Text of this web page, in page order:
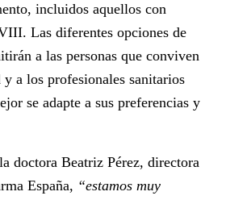
incluidos aquellos con
Las diferentes opciones de
a las personas que conviven
y a los profesionales sanitarios
se adapte a sus preferencias y
doctora Beatriz Pérez, directora
España, “estamos muy